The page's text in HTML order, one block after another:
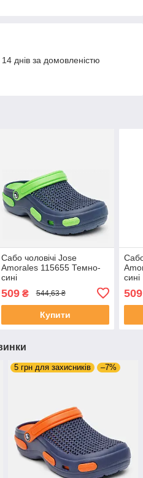
днів за домовленістю
Сабо чоловічі Jose
Amorales 115655 Темно-
сині
509₴ 544,63 ₴
Купити
сині
509
5 грн для захисників –7%